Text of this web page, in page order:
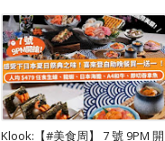
Klook:【#美食周】 7 號 9PM 開